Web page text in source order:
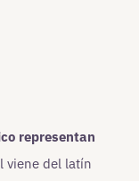
representan
viene del latín